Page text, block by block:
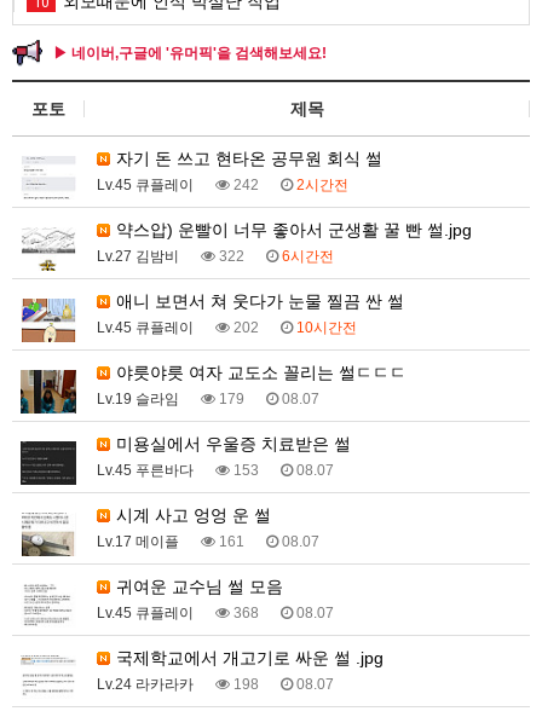
▶ 네이버,구글에 '유머픽'을 검색해보세요!
포토 제목
자기 돈 쓰고 현타온 공무원 회식 썰
Lv.45 큐플레이 242 2시간전
약스압) 운빨이 너무 좋아서 군생활 꿀 빤 썰.jpg
Lv.27 김밤비 322 6시간전
애니 보면서 쳐 웃다가 눈물 찔끔 싼 썰
Lv.45 큐플레이 202 10시간전
야릇야릇 여자 교도소 꼴리는 썰ㄷㄷㄷ
Lv.19 슬라임 179 08.07
미용실에서 우울증 치료받은 썰
Lv.45 푸른바다 153 08.07
시계 사고 엉엉 운 썰
Lv.17 메이플 161 08.07
귀여운 교수님 썰 모음
Lv.45 큐플레이 368 08.07
국제학교에서 개고기로 싸운 썰 .jpg
Lv.24 라카라카 198 08.07